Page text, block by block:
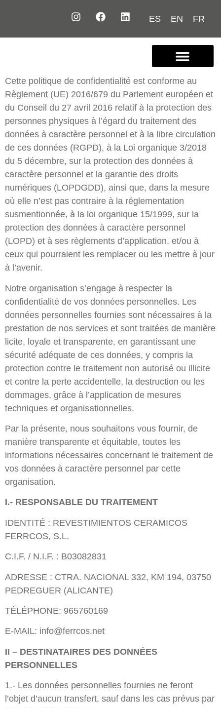
ES EN FR
Cette politique de confidentialité est conforme au
Règlement (UE) 2016/679 du Parlement européen et
du Conseil du 27 avril 2016 relatif à la protection des
personnes physiques à l’égard du traitement des
données à caractère personnel et à la libre circulation
de ces données (RGPD), à la Loi organique 3/2018
du 5 décembre, sur la protection des données à
caractère personnel et la garantie des droits
numériques (LOPDGDD), ainsi que, dans la mesure
où elle n’est pas contraire à la réglementation
susmentionnée, à la loi organique 15/1999, sur la
protection des données à caractère personnel
(LOPD) et à ses règlements d’application, et/ou à
ceux qui pourraient les remplacer ou les mettre à jour
à l’avenir.
Notre organisation s’engage à respecter la
confidentialité de vos données personnelles. Les
données personnelles fournies sont nécessaires à la
prestation de nos services et sont traitées de manière
licite, loyale et transparente, en garantissant une
sécurité adéquate de ces données, y compris la
protection contre le traitement non autorisé ou illicite
et contre la perte accidentelle, la destruction ou les
dommages, grâce à l’application de mesures
techniques et organisationnelles.
Par la présente, nous souhaitons vous fournir, de
manière transparente et équitable, toutes les
informations nécessaires concernant le traitement de
vos données à caractère personnel par cette
organisation.
I.- RESPONSABLE DU TRAITEMENT
IDENTITÉ : REVESTIMIENTOS CERAMICOS
FERRCOS, S.L.
C.I.F. / N.I.F. : B03082831
ADRESSE : CTRA. NACIONAL 332, KM 194, 03750
PEDREGUER (ALICANTE)
TÉLÉPHONE: 965760169
E-MAIL: info@ferrcos.net
II – DESTINATAIRES DES DONNÉES
PERSONNELLES
1.- Les données personnelles fournies ne feront
l’objet d’aucun transfert, sauf dans les cas prévus par